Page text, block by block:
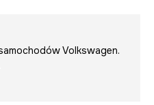
Volkswagen.